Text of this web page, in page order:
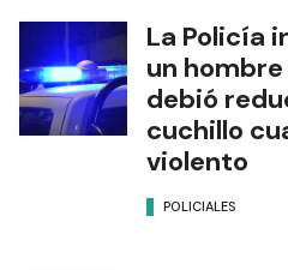
La Policía
un
debió
cuchillo
violento
POLICIALES